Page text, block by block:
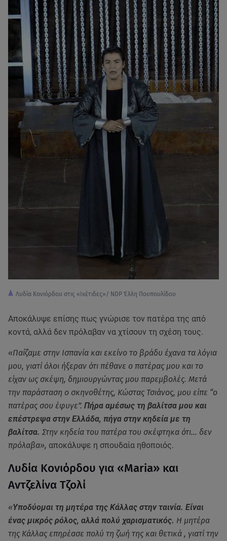
Λυδία Κονιόρδου στις «Ικέτιδες»/ NDP Έλλη Πουπουλίδου
Αποκάλυψε επίσης πως γνώρισε τον πατέρα της από
κοντά, αλλά δεν πρόλαβαν να χτίσουν τη σχέση τους.
«Παίζαμε στην Ισπανία και εκείνο το βράδυ έχανα τα λόγια
μου, γιατί όλοι ήξεραν ότι πέθανε ο πατέρας μου και το
είχαν ως σκέψη, δημιουργώντας μου παρεμβολές. Μετά
την παράσταση ο σκηνοθέτης, Κώστας Τσιάνος, μου είπε “ο
πατέρας σου έφυγε”. Πήρα αμέσως τη βαλίτσα μου και
επέστρεψα στην Ελλάδα, πήγα στην κηδεία με τη
βαλίτσα. Στην κηδεία του πατέρα του σκέφτηκα ότι… δεν
πρόλαβα», αποκάλυψε η σπουδαία ηθοποιός.
Λυδία Κονιόρδου για «Maria» και
Aντζελίνα Τζολί
«Υποδύομαι τη μητέρα της Κάλλας στην ταινία. Είναι
ένας μικρός ρόλος, αλλά πολύ χαρισματικός. Η μητέρα
της Κάλλας επηρέασε πολύ τη ζωή της και θετικά , γιατί την